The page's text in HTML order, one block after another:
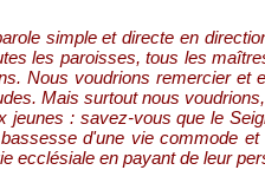
simple et directe en
les paroisses, tous les
Nous voudrions remercier et
Mais surtout nous
jeunes : savez-vous que le
d'une vie commode
ecclésiale en payant de leur